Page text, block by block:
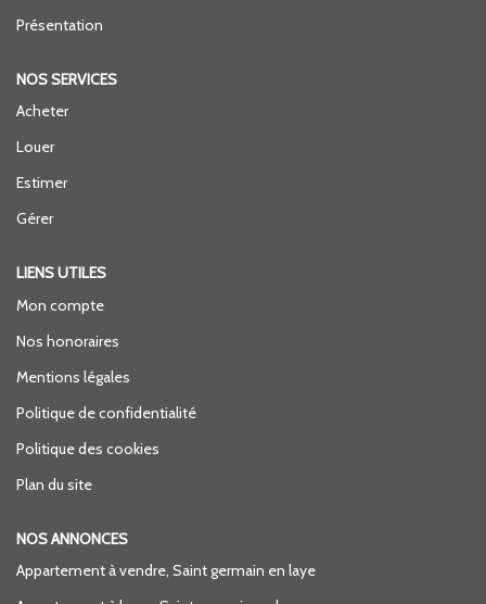
Présentation
NOS SERVICES
Acheter
Louer
Estimer
Gérer
LIENS UTILES
Mon compte
Nos honoraires
Mentions légales
Politique de confidentialité
Politique des cookies
Plan du site
NOS ANNONCES
Appartement à vendre, Saint germain en laye